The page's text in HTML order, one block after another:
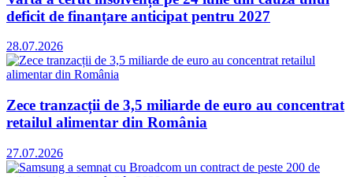
deficit de finanțare anticipat pentru 2027
28.07.2026
Zece tranzacții de 3,5 miliarde de euro au concentrat
retailul alimentar din România
27.07.2026